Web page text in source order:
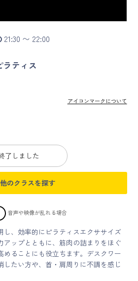
っての同意書
わる表示
シー
21:30 〜 22:00
ラティス
アイコンマークについて
了しました
他のクラスを探す
音声や映像が乱れる場合
し、効率的にピラティスエクササイズ
アップとともに、筋肉の詰まりをほぐ
めることにも役立ちます。デスクワー
したい方や、首・肩周りに不調を感じ